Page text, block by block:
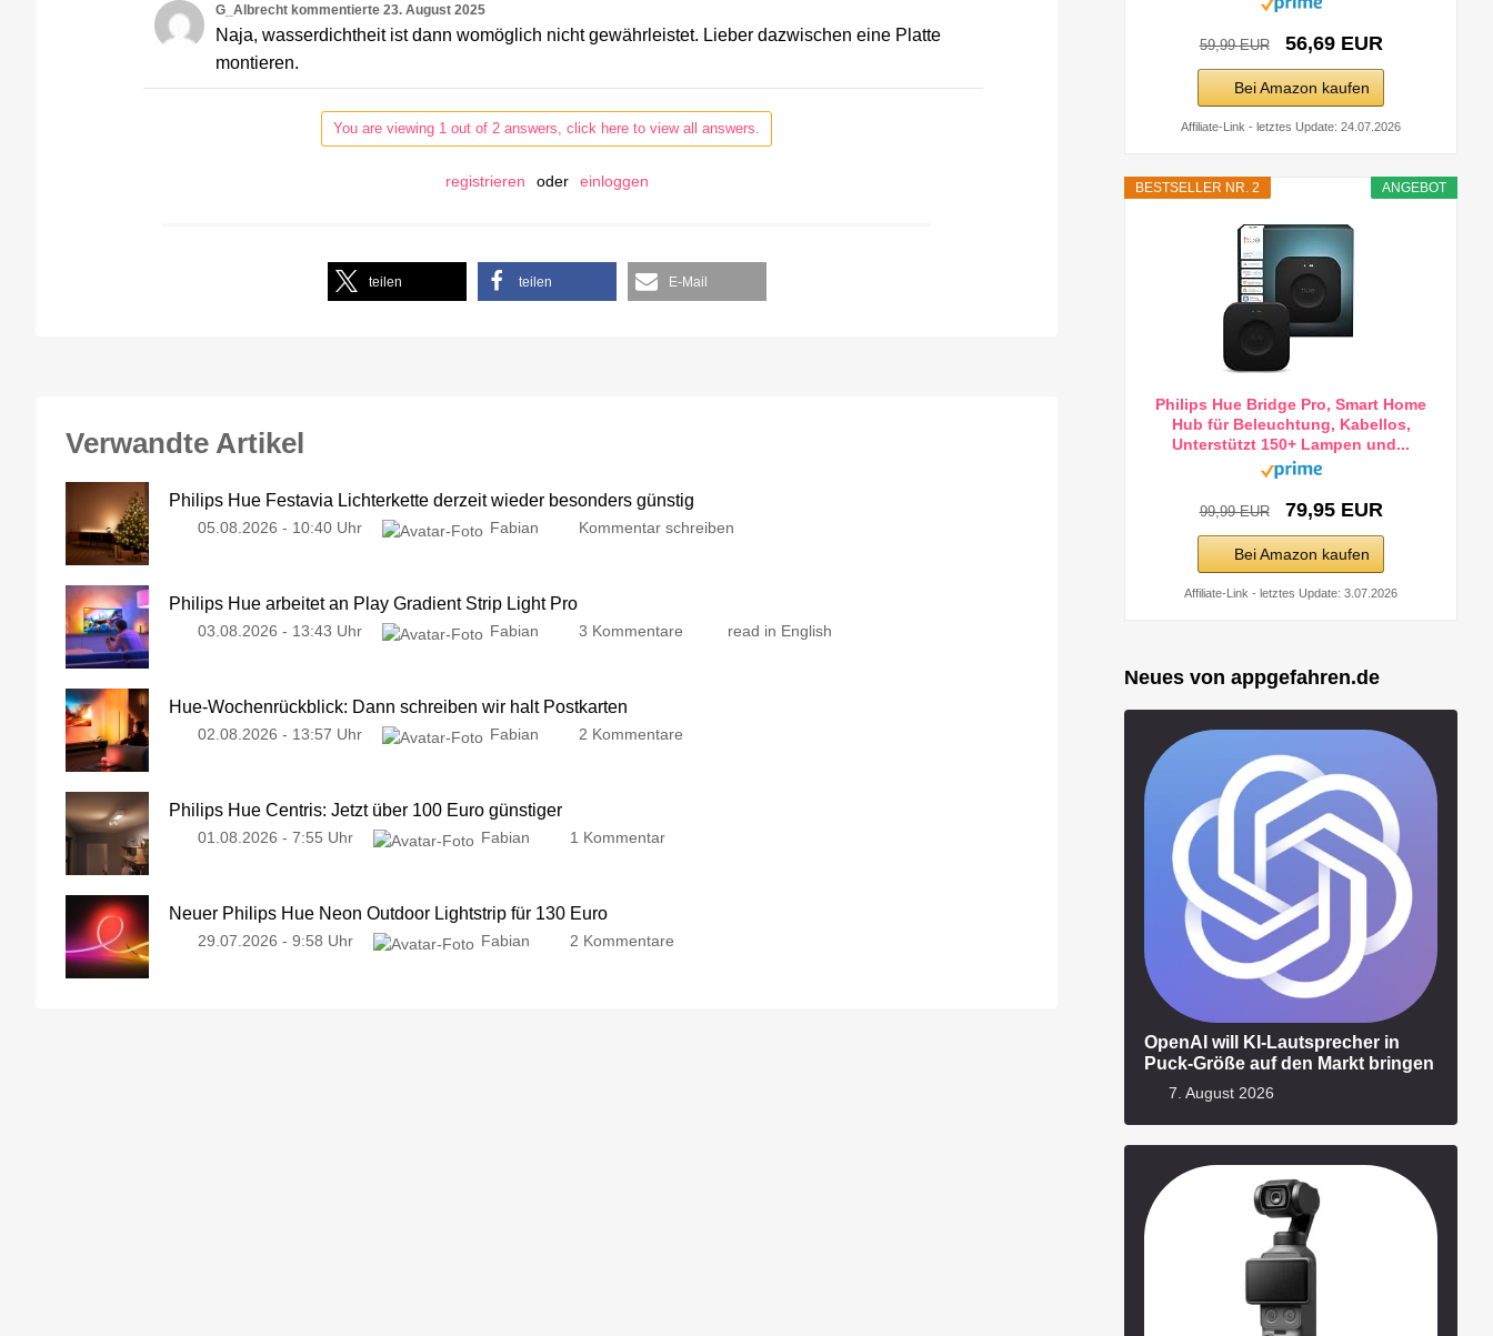
G_Albrecht kommentierte 23. August 2025
Naja, wasserdichtheit ist dann womöglich nicht gewährleistet. Lieber dazwischen eine Platte
montieren.
You are viewing 1 out of 2 answers, click here to view all answers.
registrieren oder einloggen
teilen teilen E-Mail
Verwandte Artikel
Philips Hue Festavia Lichterkette derzeit wieder besonders günstig
05.08.2026 - 10:40 Uhr Fabian Kommentar schreiben
Philips Hue arbeitet an Play Gradient Strip Light Pro
03.08.2026 - 13:43 Uhr Fabian 3 Kommentare read in English
Hue-Wochenrückblick: Dann schreiben wir halt Postkarten
02.08.2026 - 13:57 Uhr Fabian 2 Kommentare
Philips Hue Centris: Jetzt über 100 Euro günstiger
01.08.2026 - 7:55 Uhr Fabian 1 Kommentar
Neuer Philips Hue Neon Outdoor Lightstrip für 130 Euro
29.07.2026 - 9:58 Uhr Fabian 2 Kommentare
59,99 EUR 56,69 EUR
Bei Amazon kaufen
Affiliate-Link - letztes Update: 24.07.2026
ANGEBOT
BESTSELLER NR. 2
Philips Hue Bridge Pro, Smart Home
Hub für Beleuchtung, Kabellos,
Unterstützt 150+ Lampen und...
99,99 EUR 79,95 EUR
Bei Amazon kaufen
Affiliate-Link - letztes Update: 3.07.2026
Neues von appgefahren.de
OpenAI will KI-Lautsprecher in
Puck-Größe auf den Markt bringen
7. August 2026